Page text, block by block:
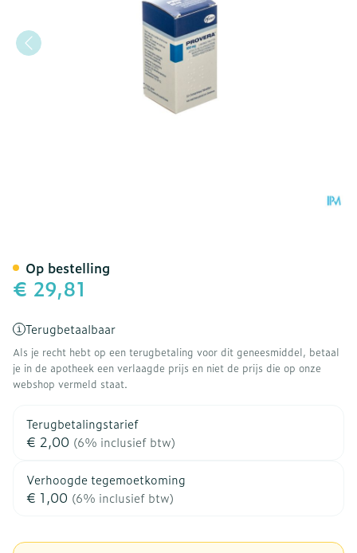
€ 29,81
Terugbetaalbaar
Als je recht hebt op een terugbetaling voor dit geneesmiddel, betaal
je in de apotheek een verlaagde prijs en niet de prijs die op onze
webshop vermeld staat.
Terugbetalingstarief
€ 2,00 (6% inclusief btw)
Verhoogde tegemoetkoming
€ 1,00 (6% inclusief btw)
Op bestelling